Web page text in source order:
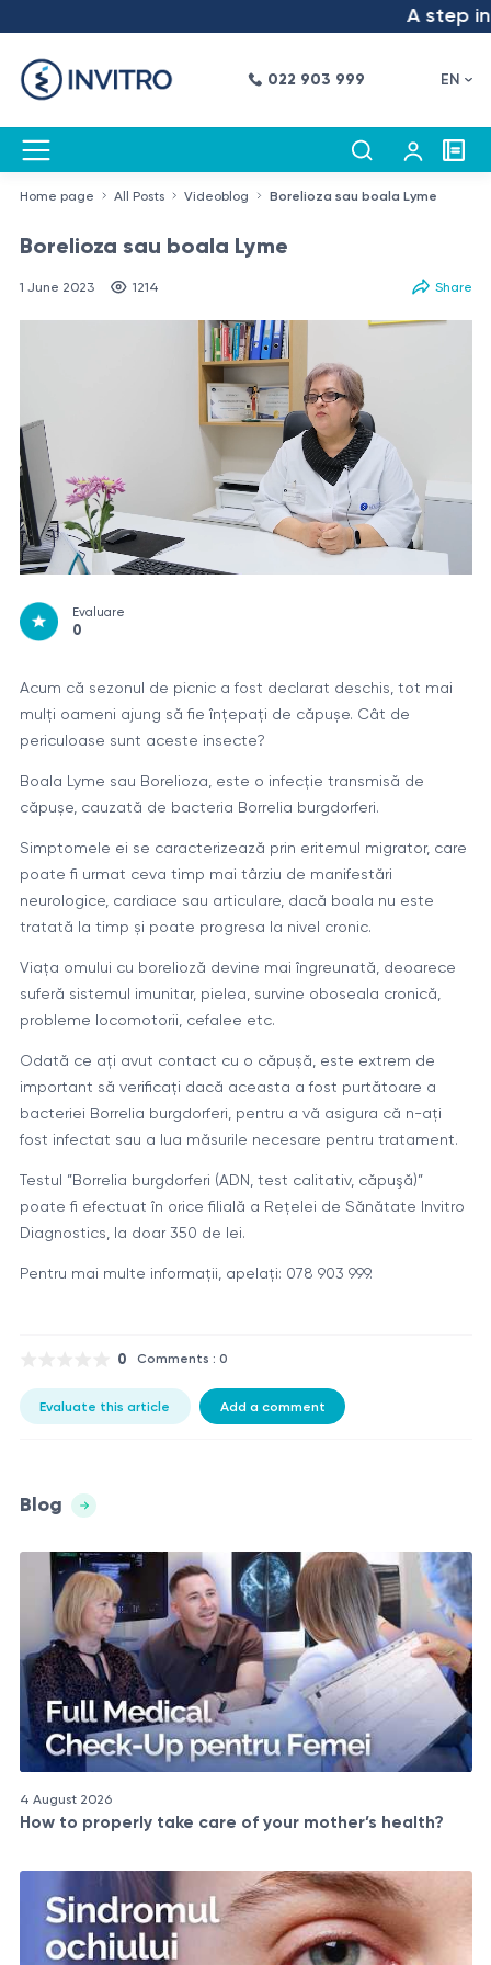
A step
022 903 999 EN
Home page All Posts Videoblog Borelioza sau boala Lyme
Borelioza sau boala Lyme
1 June 2023 1214 Share
Evaluare
0
Acum că sezonul de picnic a fost declarat deschis, tot mai
mulți oameni ajung să fie înțepați de căpușe. Cât de
periculoase sunt aceste insecte?
Boala Lyme sau Borelioza, este o infecție transmisă de
căpușe, cauzată de bacteria Borrelia burgdorferi.
Simptomele ei se caracterizează prin eritemul migrator, care
poate fi urmat ceva timp mai târziu de manifestări
neurologice, cardiace sau articulare, dacă boala nu este
tratată la timp și poate progresa la nivel cronic.
Viața omului cu borelioză devine mai îngreunată, deoarece
suferă sistemul imunitar, pielea, survine oboseala cronică,
probleme locomotorii, cefalee etc.
Odată ce ați avut contact cu o căpușă, este extrem de
important să verificați dacă aceasta a fost purtătoare a
bacteriei Borrelia burgdorferi, pentru a vă asigura că n-ați
fost infectat sau a lua măsurile necesare pentru tratament.
Testul ”Borrelia burgdorferi (ADN, test calitativ, căpuşă)”
poate fi efectuat în orice filială a Rețelei de Sănătate Invitro
Diagnostics, la doar 350 de lei.
Pentru mai multe informații, apelați: 078 903 999.
0 Comments : 0
Evaluate this article Add a comment
Blog
4 August 2026
How to properly take care of your mother’s health?